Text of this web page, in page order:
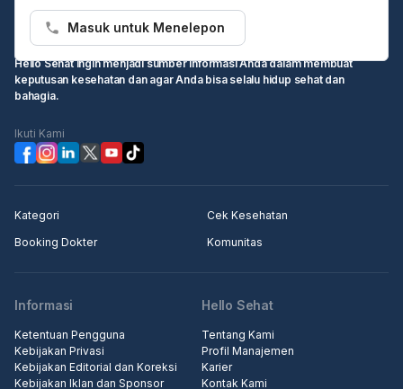
Masuk untuk Menelepon
Hello Sehat ingin menjadi sumber informasi Anda dalam membuat
keputusan kesehatan dan agar Anda bisa selalu hidup sehat dan
bahagia.
Ikuti Kami
Kategori
Cek Kesehatan
Booking Dokter
Komunitas
Informasi
Ketentuan Pengguna
Kebijakan Privasi
Kebijakan Editorial dan Koreksi
Kebijakan Iklan dan Sponsor
Hello Sehat
Tentang Kami
Profil Manajemen
Karier
Kontak Kami